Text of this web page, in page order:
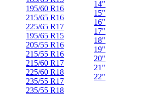
195/60 R16
215/65 R16
225/65 R17
195/65 R15
205/55 R16
215/55 R16
215/60 R17
225/60 R18
235/55 R17
235/55 R18
14"
15"
16"
17"
18"
19"
20"
21"
22"